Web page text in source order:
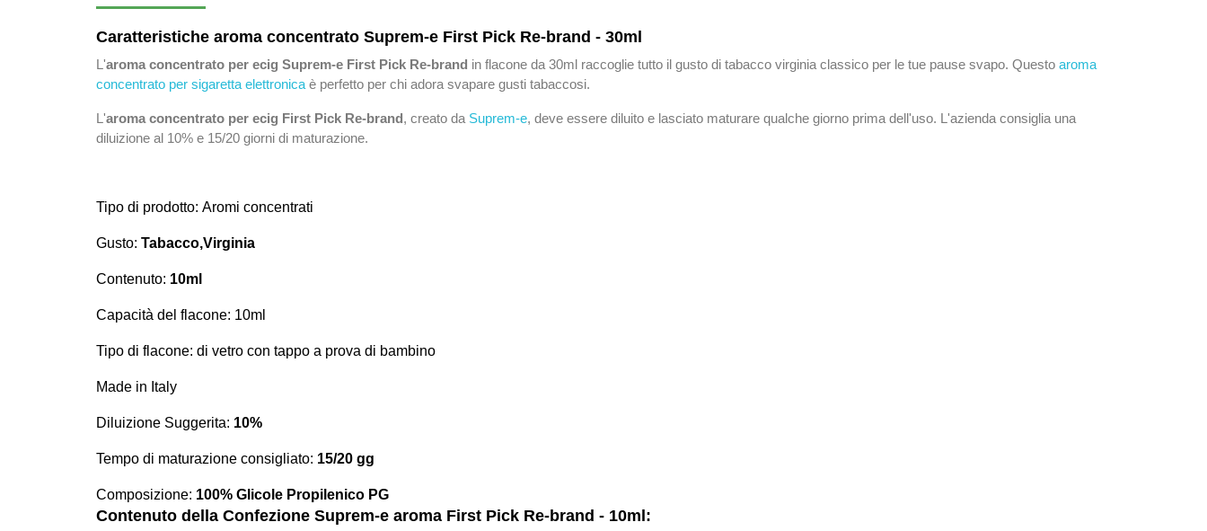
Caratteristiche aroma concentrato Suprem-e First Pick Re-brand - 30ml
L'aroma concentrato per ecig Suprem-e First Pick Re-brand in flacone da 30ml raccoglie tutto il gusto di tabacco virginia classico per le tue pause svapo. Questo aroma
concentrato per sigaretta elettronica è perfetto per chi adora svapare gusti tabaccosi.
L'aroma concentrato per ecig First Pick Re-brand, creato da Suprem-e, deve essere diluito e lasciato maturare qualche giorno prima dell'uso. L'azienda consiglia una
diluizione al 10% e 15/20 giorni di maturazione.
Tipo di prodotto: Aromi concentrati
Gusto: Tabacco,Virginia
Contenuto: 10ml
Capacità del flacone: 10ml
Tipo di flacone: di vetro con tappo a prova di bambino
Made in Italy
Diluizione Suggerita: 10%
Tempo di maturazione consigliato: 15/20 gg
Composizione: 100% Glicole Propilenico PG
Contenuto della Confezione Suprem-e aroma First Pick Re-brand - 10ml: